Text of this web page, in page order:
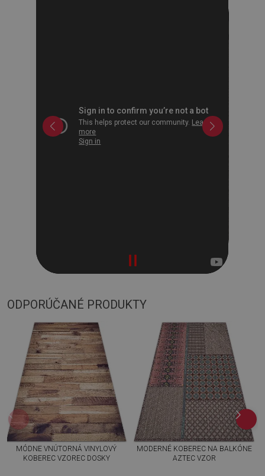
ODPORÚČANÉ PRODUKTY
MÓDNE VNÚTORNÁ VINYLOVÝ
KOBEREC VZOREC DOSKY
MODERNÉ KOBEREC NA BALKÓNE
AZTEC VZOR